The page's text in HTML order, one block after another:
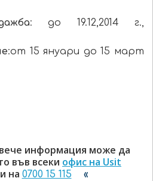
: до 19.12,2014 г.,
:от 15 януари до 15 март
информация може да
във всеки офис на Usit
на 0700 15 115 «